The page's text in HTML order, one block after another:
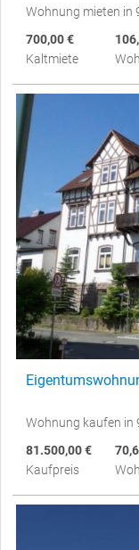
Wohnung mieten in
700,00 €
Kaltmiete
Wohnung kaufen in
81.500,00 €
Kaufpreis